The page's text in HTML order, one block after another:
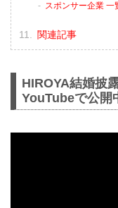
スポンサー企業 一
関連記事
HIROYA結婚披
YouTubeで公開